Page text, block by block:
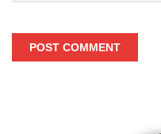
POST COMMENT